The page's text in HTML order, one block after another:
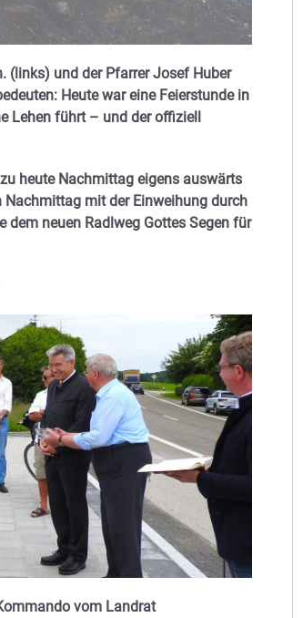
(links) und der Pfarrer Josef Huber
Heute war eine Feierstunde in
Lehen führt – und der offiziell
heute Nachmittag eigens auswärts
mit der Einweihung durch
dem neuen Radlweg Gottes Segen für
vom Landrat